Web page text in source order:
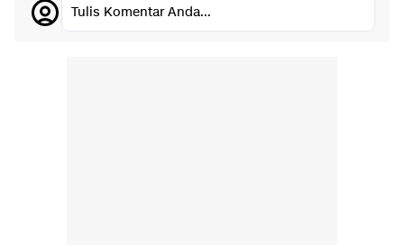
Tulis Komentar Anda...